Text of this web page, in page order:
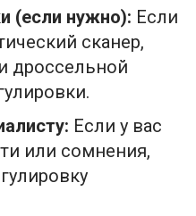
(если нужно): Если
сканер,
дроссельной
Если у вас
или сомнения,